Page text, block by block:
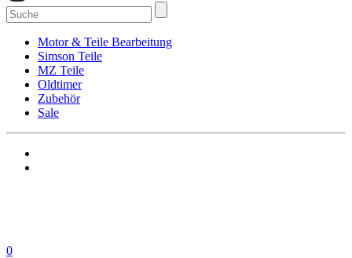
Suchen
nach:
Motor & Teile Bearbeitung
Simson Teile
MZ Teile
Oldtimer
Zubehör
Sale
0